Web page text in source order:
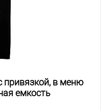
привязкой, в меню
емкость